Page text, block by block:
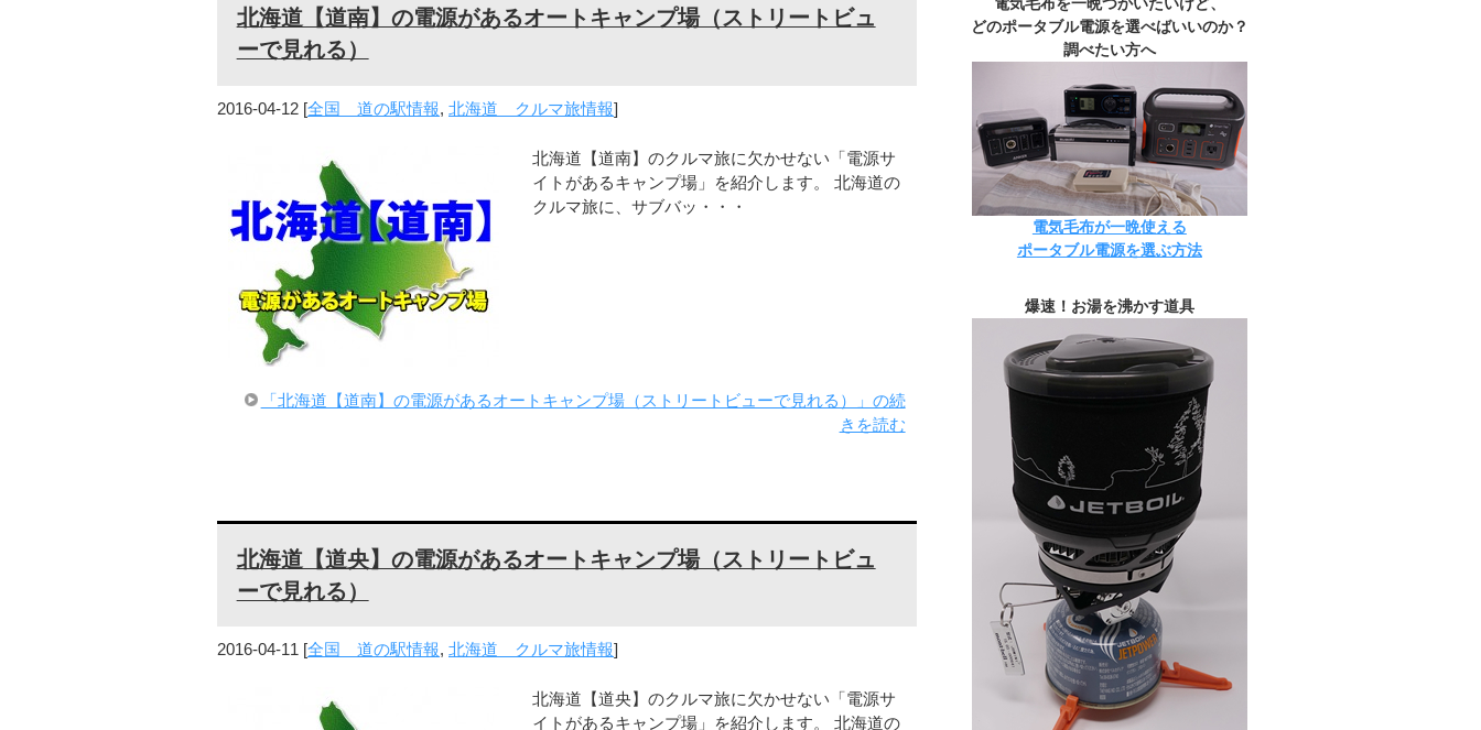
北海道【道南】の電源があるオートキャンプ場（ストリートビュ
ーで見れる）
2016-04-12 [全国 道の駅情報, 北海道 クルマ旅情報]
北海道【道南】のクルマ旅に欠かせない「電源サ
イトがあるキャンプ場」を紹介します。 北海道の
クルマ旅に、サブバッ・・・
「北海道【道南】の電源があるオートキャンプ場（ストリートビューで見れる）」の続
きを読む
北海道【道央】の電源があるオートキャンプ場（ストリートビュ
ーで見れる）
2016-04-11 [全国 道の駅情報, 北海道 クルマ旅情報]
北海道【道央】のクルマ旅に欠かせない「電源サ
イトがあるキャンプ場」を紹介します。 北海道の
どのポータブル電源を選べばいいのか？
調べたい方へ
電気毛布が一晩使える
ポータブル電源を選ぶ方法
爆速！お湯を沸かす道具